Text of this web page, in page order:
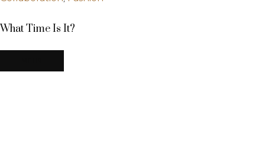
What Time Is It?